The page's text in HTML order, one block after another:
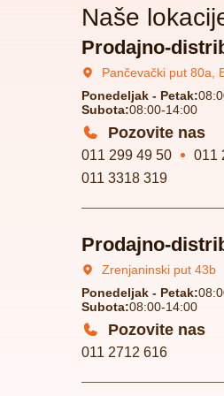
Naše
Prodajno-
Pančevački put 80a,
Ponedeljak - Petak:
Subota:08:00-14:00
Pozovite nas
011 299 49 50 011
011 3318 319
Prodajno-
Zrenjaninski put 43b
Ponedeljak - Petak:
Subota:08:00-14:00
Pozovite nas
011 2712 616